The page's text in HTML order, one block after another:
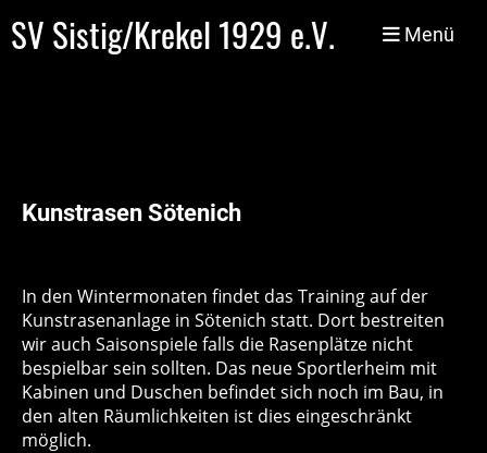
SV Sistig/Krekel 1929 e.V. Menü
Kunstrasen Sötenich
In den Wintermonaten findet das Training auf der
Kunstrasenanlage in Sötenich statt. Dort bestreiten
wir auch Saisonspiele falls die Rasenplätze nicht
bespielbar sein sollten. Das neue Sportlerheim mit
Kabinen und Duschen befindet sich noch im Bau, in
den alten Räumlichkeiten ist dies eingeschränkt
möglich.